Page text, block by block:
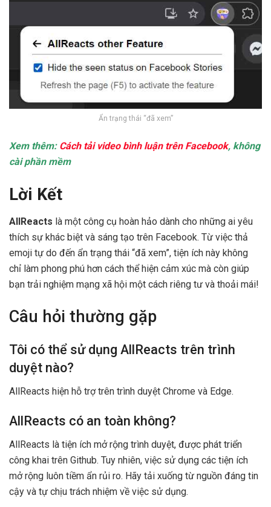
Ẩn trạng thái “đã xem”
Xem thêm: Cách tải video bình luận trên Facebook, không
cài phần mềm
Lời Kết
AllReacts là một công cụ hoàn hảo dành cho những ai yêu
thích sự khác biệt và sáng tạo trên Facebook. Từ việc thả
emoji tự do đến ẩn trạng thái “đã xem”, tiện ích này không
chỉ làm phong phú hơn cách thể hiện cảm xúc mà còn giúp
bạn trải nghiệm mạng xã hội một cách riêng tư và thoải mái!
Câu hỏi thường gặp
Tôi có thể sử dụng AllReacts trên trình
duyệt nào?
AllReacts hiện hỗ trợ trên trình duyệt Chrome và Edge.
AllReacts có an toàn không?
AllReacts là tiện ích mở rộng trình duyệt, được phát triển
công khai trên Github. Tuy nhiên, việc sử dụng các tiện ích
mở rộng luôn tiềm ẩn rủi ro. Hãy tải xuống từ nguồn đáng tin
cậy và tự chịu trách nhiệm về việc sử dụng.